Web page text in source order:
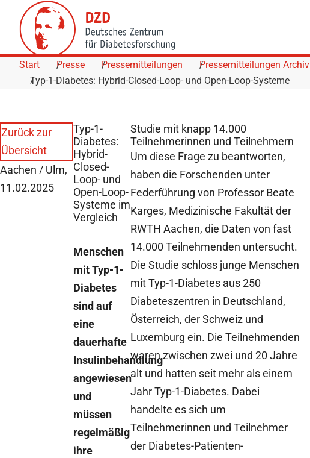
Skip to Content
Start Presse Pressemitteilungen Pressemitteilungen Archiv
Typ-1-Diabetes: Hybrid-Closed-Loop- und Open-Loop-Systeme
Zurück zur
Übersicht
Aachen / Ulm,
11.02.2025
Typ-1-
Diabetes:
Hybrid-
Closed-
Loop- und
Open-Loop-
Systeme im
Vergleich
Menschen
mit Typ-1-
Diabetes
sind auf
eine
dauerhafte
Insulinbehandlung
angewiesen
und
müssen
regelmäßig
ihre
Studie mit knapp 14.000
Teilnehmerinnen und Teilnehmern
Um diese Frage zu beantworten,
haben die Forschenden unter
Federführung von Professor Beate
Karges, Medizinische Fakultät der
RWTH Aachen, die Daten von fast
14.000 Teilnehmenden untersucht.
Die Studie schloss junge Menschen
mit Typ-1-Diabetes aus 250
Diabeteszentren in Deutschland,
Österreich, der Schweiz und
Luxemburg ein. Die Teilnehmenden
waren zwischen zwei und 20 Jahre
alt und hatten seit mehr als einem
Jahr Typ-1-Diabetes. Dabei
handelte es sich um
Teilnehmerinnen und Teilnehmer
der Diabetes-Patienten-